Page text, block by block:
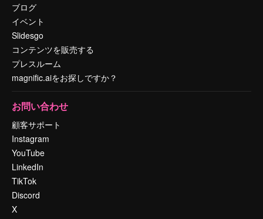
ブログ
イベント
Slidesgo
コンテンツを販売する
プレスルーム
magnific.aiをお探しですか？
お問い合わせ
顧客サポート
Instagram
YouTube
LinkedIn
TikTok
Discord
X